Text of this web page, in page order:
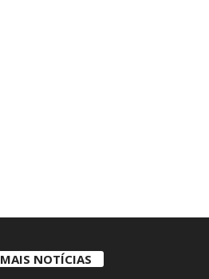
MAIS NOTÍCIAS